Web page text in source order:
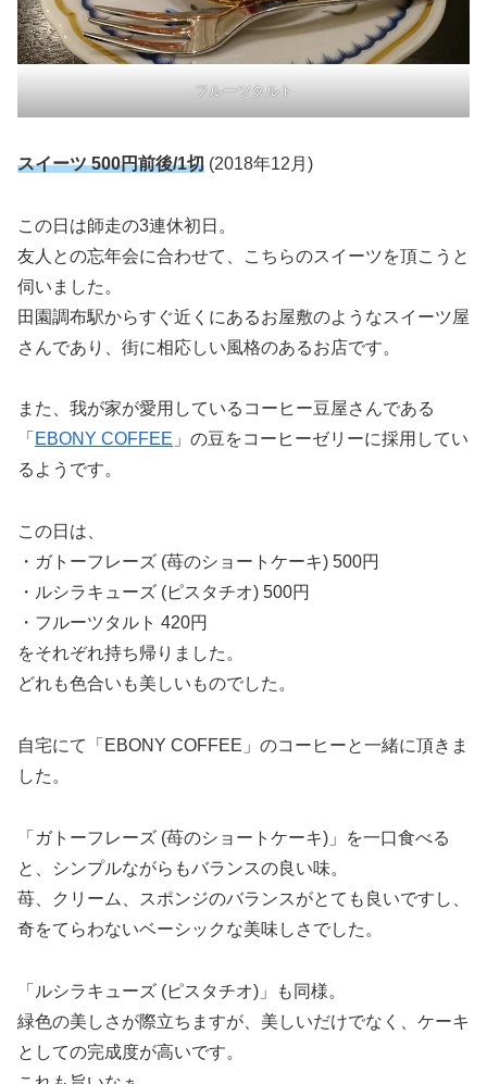
フルーツタルト
スイーツ 500円前後/1切 (2018年12月)
この日は師走の3連休初日。
友人との忘年会に合わせて、こちらのスイーツを頂こうと
伺いました。
田園調布駅からすぐ近くにあるお屋敷のようなスイーツ屋
さんであり、街に相応しい風格のあるお店です。
また、我が家が愛用しているコーヒー豆屋さんである
「 EBONY COFFEE 」の豆をコーヒーゼリーに採用してい
るようです。
この日は、
・ガトーフレーズ (苺のショートケーキ) 500円
・ルシラキューズ (ピスタチオ) 500円
・フルーツタルト 420円
をそれぞれ持ち帰りました。
どれも色合いも美しいものでした。
自宅にて「EBONY COFFEE」のコーヒーと一緒に頂きま
した。
「ガトーフレーズ (苺のショートケーキ)」を一口食べる
と、シンプルながらもバランスの良い味。
苺、クリーム、スポンジのバランスがとても良いですし、
奇をてらわないベーシックな美味しさでした。
「ルシラキューズ (ピスタチオ)」も同様。
緑色の美しさが際立ちますが、美しいだけでなく、ケーキ
としての完成度が高いです。